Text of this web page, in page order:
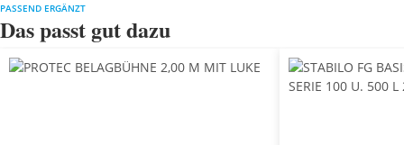
PASSEND ERGÄNZT
Das passt gut dazu